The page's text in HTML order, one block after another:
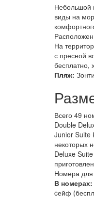
Небольшой
виды на
На
с пресной
бесплатно,
Пляж:
Всего 49
Double
Junior Suite
некоторых
Deluxe
Номера
В номерах:
cейф